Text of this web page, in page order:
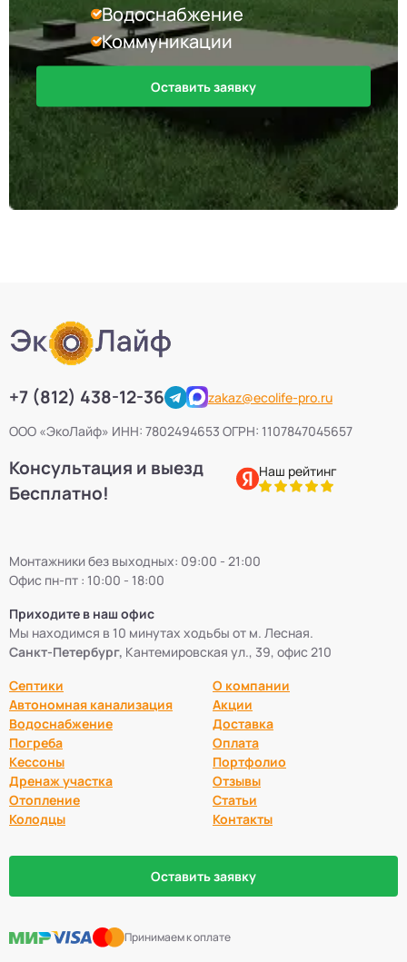
Водоснабжение
Коммуникации
Оставить заявку
+7 (812) 438-12-36
zakaz@ecolife-pro.ru
ООО «ЭкоЛайф» ИНН: 7802494653 ОГРН: 1107847045657
Консультация и выезд
Бесплатно!
Наш рейтинг
Монтажники без выходных: 09:00 - 21:00
Офис пн-пт : 10:00 - 18:00
Приходите в наш офис
Мы находимся в 10 минутах ходьбы от м. Лесная.
Санкт-Петербург, Кантемировская ул., 39, офис 210
Септики
Автономная канализация
Водоснабжение
Погреба
Кессоны
Дренаж участка
Отопление
Колодцы
О компании
Акции
Доставка
Оплата
Портфолио
Отзывы
Статьи
Контакты
Оставить заявку
Принимаем к оплате